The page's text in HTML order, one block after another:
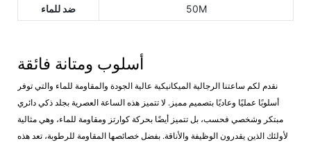
ضد للماء
50M
نقدم لكم ساعتنا الرجالية الميكانيكية عالية الجودة والمقاومة للماء والتي توفر
أسلوبًا عمليًا وعاديًا بتصميم مميز. لا تتميز هذه الساعة العصرية بجلد ذكي دائري
مبتكر وشخصي فحسب، بل تتميز أيضًا بحركة كوارتز ومقاومة للماء، وهي مثالية
لأولئك الذين يقدرون الوظيفة والأناقة. بفضل خصائصها المقاومة للرطوبة، تعد هذه